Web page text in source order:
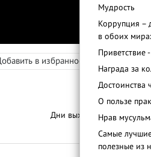
в избранное
Дни выхода уроков:
Мудрость
Коррупция –
в обоих
Приветствие
Награда за
Достоинства
О пользе
Нрав
Самые
полезные из